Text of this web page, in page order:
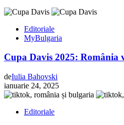
Editoriale
MyBulgaria
Cupa Davis 2025: România
deIulia Bahovski
ianuarie 24, 2025
Editoriale